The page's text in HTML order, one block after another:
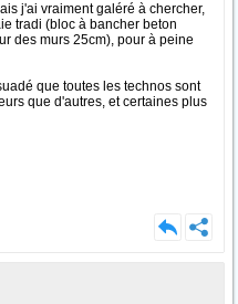
j'ai vraiment galéré à chercher,
tradi (bloc à bancher beton
des murs 25cm), pour à peine
que toutes les technos sont
que d'autres, et certaines plus